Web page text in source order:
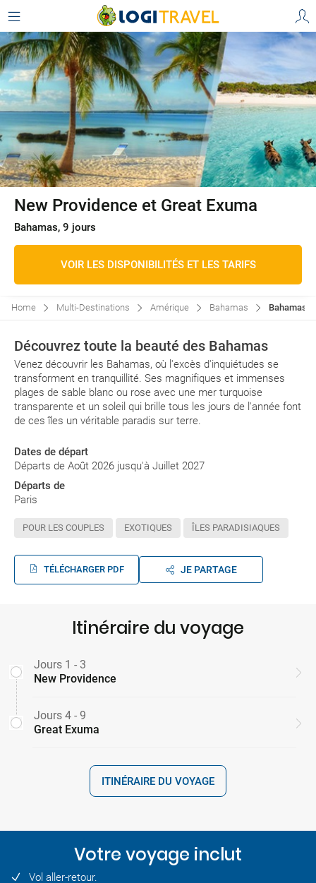
New Providence et Great Exuma
Bahamas, 9 jours
VOIR LES DISPONIBILITÉS ET LES TARIFS
Home Multi-Destinations Amérique Bahamas Bahamas:
Découvrez toute la beauté des Bahamas
Venez découvrir les Bahamas, où l'excès d'inquiétudes se
transforment en tranquillité. Ses magnifiques et immenses
plages de sable blanc ou rose avec une mer turquoise
transparente et un soleil qui brille tous les jours de l'année font
de ces îles un véritable paradis sur terre.
Dates de départ
Départs de Août 2026 jusqu'à Juillet 2027
Départs de
Paris
POUR LES COUPLES EXOTIQUES ÎLES PARADISIAQUES
TÉLÉCHARGER PDF JE PARTAGE
Itinéraire du voyage
Jours 1 - 3
New Providence
Jours 4 - 9
Great Exuma
ITINÉRAIRE DU VOYAGE
Votre voyage inclut
Vol aller-retour.